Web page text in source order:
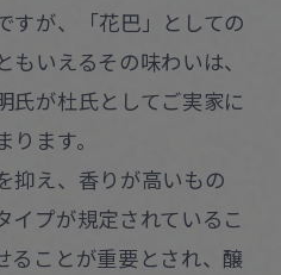
すが、「花巴」としての
いえるその味わいは、
氏が杜氏としてご実家に
ます。
抑え、香りが高いもの
イプが規定されているこ
ることが重要とされ、醸